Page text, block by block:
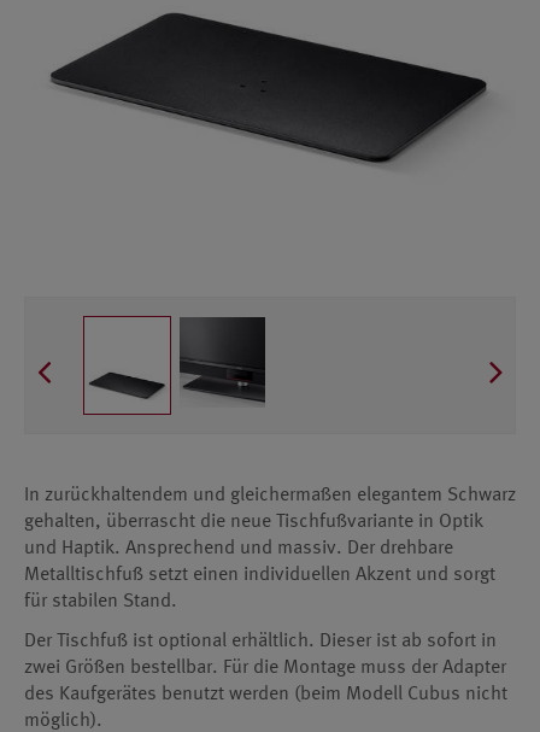
In zurückhaltendem und gleichermaßen elegantem Schwarz
gehalten, überrascht die neue Tischfußvariante in Optik
und Haptik. Ansprechend und massiv. Der drehbare
Metalltischfuß setzt einen individuellen Akzent und sorgt
für stabilen Stand.
Der Tischfuß ist optional erhältlich. Dieser ist ab sofort in
zwei Größen bestellbar. Für die Montage muss der Adapter
des Kaufgerätes benutzt werden (beim Modell Cubus nicht
möglich).